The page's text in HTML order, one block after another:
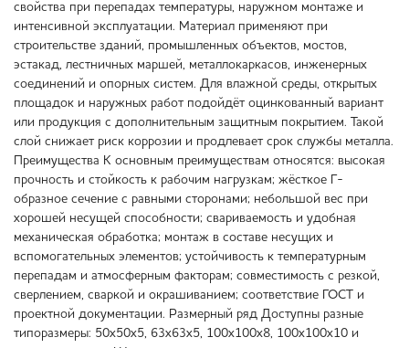
свойства при перепадах температуры, наружном монтаже и
интенсивной эксплуатации. Материал применяют при
строительстве зданий, промышленных объектов, мостов,
эстакад, лестничных маршей, металлокаркасов, инженерных
соединений и опорных систем. Для влажной среды, открытых
площадок и наружных работ подойдёт оцинкованный вариант
или продукция с дополнительным защитным покрытием. Такой
слой снижает риск коррозии и продлевает срок службы металла.
Преимущества К основным преимуществам относятся: высокая
прочность и стойкость к рабочим нагрузкам; жёсткое Г-
образное сечение с равными сторонами; небольшой вес при
хорошей несущей способности; свариваемость и удобная
механическая обработка; монтаж в составе несущих и
вспомогательных элементов; устойчивость к температурным
перепадам и атмосферным факторам; совместимость с резкой,
сверлением, сваркой и окрашиванием; соответствие ГОСТ и
проектной документации. Размерный ряд Доступны разные
типоразмеры: 50х50х5, 63х63х5, 100х100х8, 100х100х10 и